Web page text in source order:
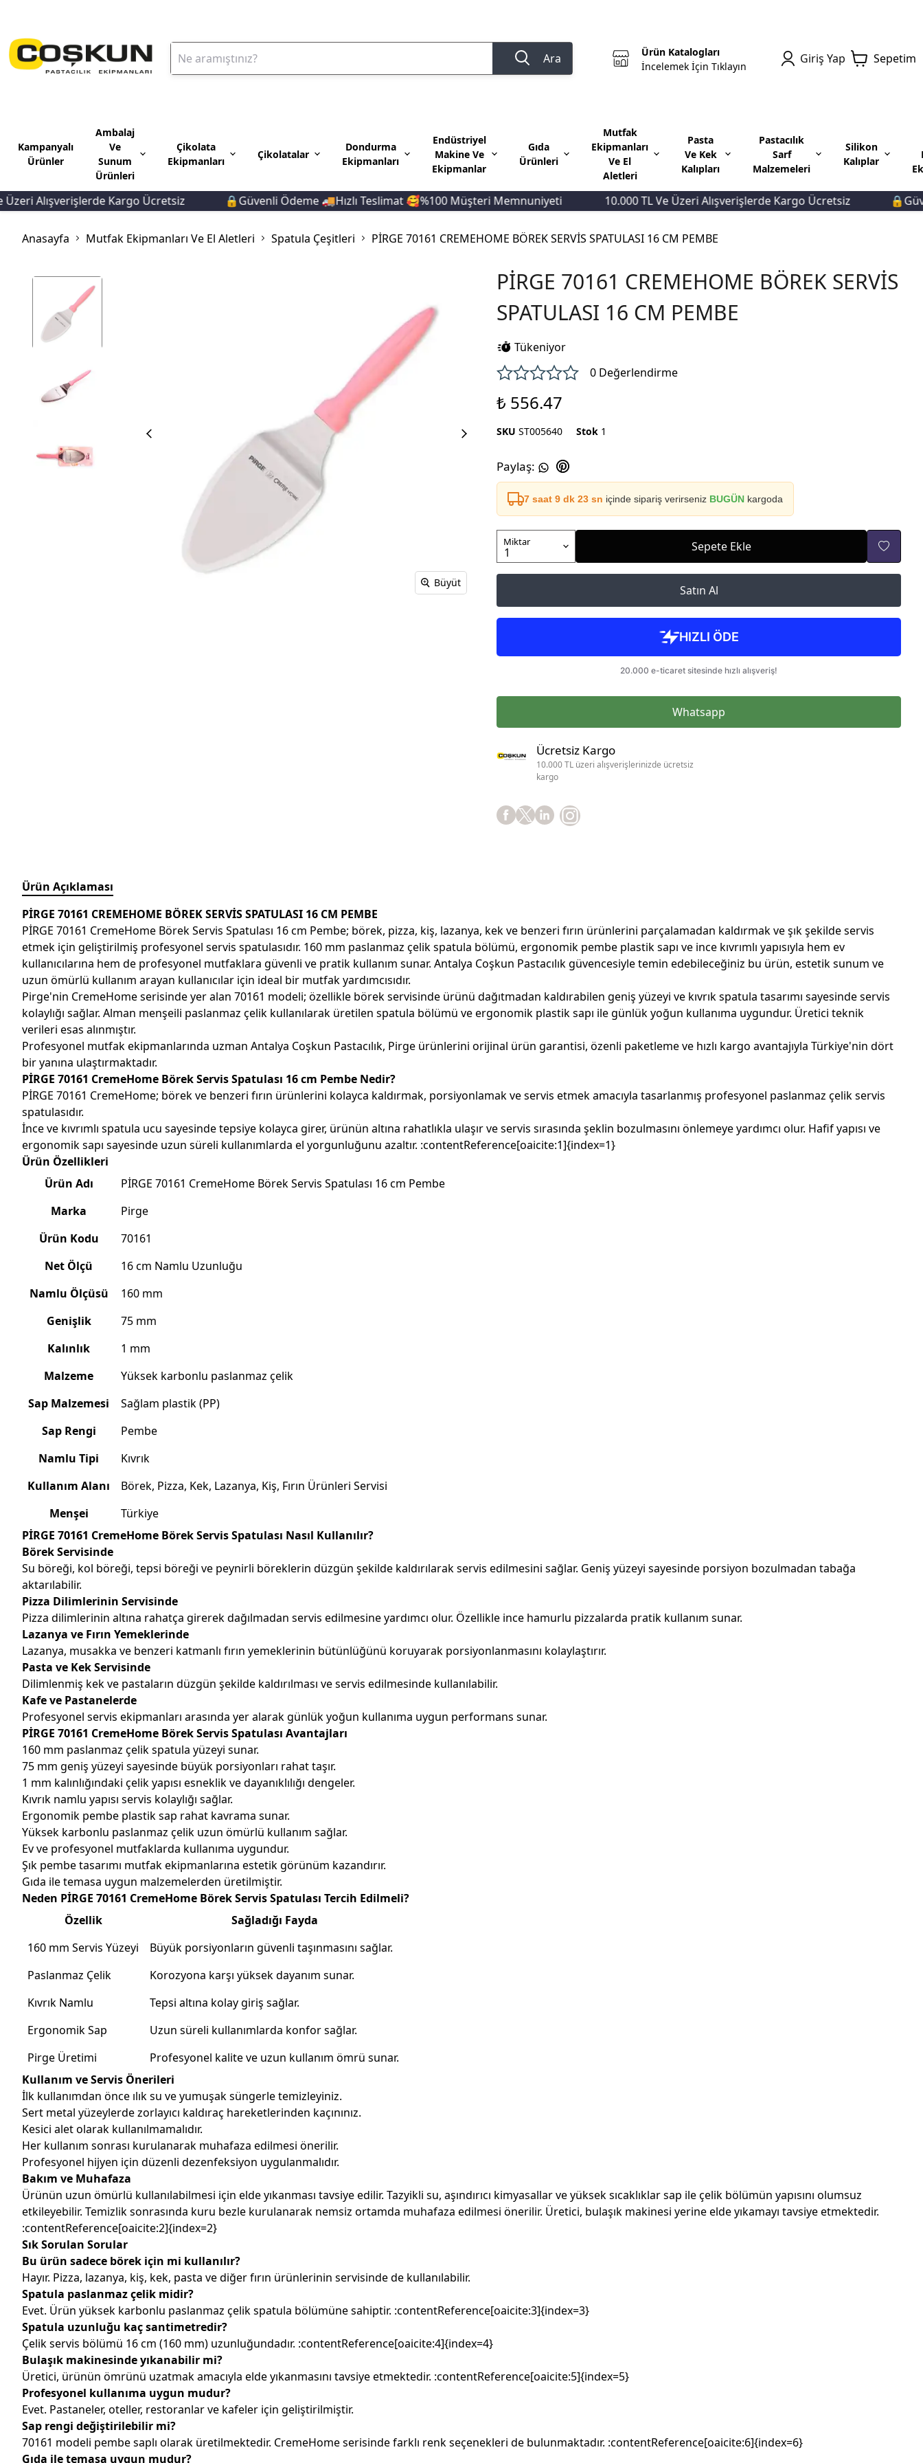
Ara
Ürün Katalogları
İncelemek İçin Tıklayın
Giriş Yap Sepetim
Kampanyalı
Ürünler
Ambalaj
Ve
Sunum
Ürünleri
Çikolata
Ekipmanları
Çikolatalar
Dondurma
Ekipmanları
Endüstriyel
Makine Ve
Ekipmanlar
Gıda
Ürünleri
Mutfak
Ekipmanları
Ve El
Aletleri
Pasta
Ve Kek
Kalıpları
Pastacılık
Sarf
Malzemeleri
Silikon
Kalıplar
Alışverişlerde Kargo Ücretsiz 🔒Güvenli Ödeme 🚚Hızlı Teslimat 🥰%100 Müşteri Memnuniyeti 10.000 TL Ve Üzeri Alışverişlerde Kargo Ücretsiz 🔒Güvenli
Anasayfa Mutfak Ekipmanları Ve El Aletleri Spatula Çeşitleri PİRGE 70161 CREMEHOME BÖREK SERVİS SPATULASI 16 CM PEMBE
Büyüt
PİRGE 70161 CREMEHOME BÖREK SERVİS
SPATULASI 16 CM PEMBE
Tükeniyor
0 Değerlendirme
₺ 556.47
SKU ST005640 Stok 1
Paylaş:
7 saat 9 dk 22 sn içinde sipariş verirseniz BUGÜN kargoda
Miktar Sepete Ekle
Satın Al
Whatsapp
Ücretsiz Kargo
10.000 TL üzeri alışverişlerinizde ücretsiz
kargo
Ürün Açıklaması
PİRGE 70161 CREMEHOME BÖREK SERVİS SPATULASI 16 CM PEMBE
PİRGE 70161 CremeHome Börek Servis Spatulası 16 cm Pembe; börek, pizza, kiş, lazanya, kek ve benzeri fırın ürünlerini parçalamadan kaldırmak ve şık şekilde servis
etmek için geliştirilmiş profesyonel servis spatulasıdır. 160 mm paslanmaz çelik spatula bölümü, ergonomik pembe plastik sapı ve ince kıvrımlı yapısıyla hem ev
kullanıcılarına hem de profesyonel mutfaklara güvenli ve pratik kullanım sunar. Antalya Coşkun Pastacılık güvencesiyle temin edebileceğiniz bu ürün, estetik sunum ve
uzun ömürlü kullanım arayan kullanıcılar için ideal bir mutfak yardımcısıdır.
Pirge'nin CremeHome serisinde yer alan 70161 modeli; özellikle börek servisinde ürünü dağıtmadan kaldırabilen geniş yüzeyi ve kıvrık spatula tasarımı sayesinde servis
kolaylığı sağlar. Alman menşeili paslanmaz çelik kullanılarak üretilen spatula bölümü ve ergonomik plastik sapı ile günlük yoğun kullanıma uygundur. Üretici teknik
verileri esas alınmıştır.
Profesyonel mutfak ekipmanlarında uzman Antalya Coşkun Pastacılık, Pirge ürünlerini orijinal ürün garantisi, özenli paketleme ve hızlı kargo avantajıyla Türkiye'nin dört
bir yanına ulaştırmaktadır.
PİRGE 70161 CremeHome Börek Servis Spatulası 16 cm Pembe Nedir?
PİRGE 70161 CremeHome; börek ve benzeri fırın ürünlerini kolayca kaldırmak, porsiyonlamak ve servis etmek amacıyla tasarlanmış profesyonel paslanmaz çelik servis
spatulasıdır.
İnce ve kıvrımlı spatula ucu sayesinde tepsiye kolayca girer, ürünün altına rahatlıkla ulaşır ve servis sırasında şeklin bozulmasını önlemeye yardımcı olur. Hafif yapısı ve
ergonomik sapı sayesinde uzun süreli kullanımlarda el yorgunluğunu azaltır. :contentReference[oaicite:1]{index=1}
Ürün Özellikleri
Ürün Adı
PİRGE 70161 CremeHome Börek Servis Spatulası 16 cm Pembe
Marka
Pirge
Ürün Kodu
70161
Net Ölçü
16 cm Namlu Uzunluğu
Namlu Ölçüsü
160 mm
Genişlik
75 mm
Kalınlık
1 mm
Malzeme
Yüksek karbonlu paslanmaz çelik
Sap Malzemesi
Sağlam plastik (PP)
Sap Rengi
Pembe
Namlu Tipi
Kıvrık
Kullanım Alanı
Börek, Pizza, Kek, Lazanya, Kiş, Fırın Ürünleri Servisi
Menşei
Türkiye
PİRGE 70161 CremeHome Börek Servis Spatulası Nasıl Kullanılır?
Börek Servisinde
Su böreği, kol böreği, tepsi böreği ve peynirli böreklerin düzgün şekilde kaldırılarak servis edilmesini sağlar. Geniş yüzeyi sayesinde porsiyon bozulmadan tabağa
aktarılabilir.
Pizza Dilimlerinin Servisinde
Pizza dilimlerinin altına rahatça girerek dağılmadan servis edilmesine yardımcı olur. Özellikle ince hamurlu pizzalarda pratik kullanım sunar.
Lazanya ve Fırın Yemeklerinde
Lazanya, musakka ve benzeri katmanlı fırın yemeklerinin bütünlüğünü koruyarak porsiyonlanmasını kolaylaştırır.
Pasta ve Kek Servisinde
Dilimlenmiş kek ve pastaların düzgün şekilde kaldırılması ve servis edilmesinde kullanılabilir.
Kafe ve Pastanelerde
Profesyonel servis ekipmanları arasında yer alarak günlük yoğun kullanıma uygun performans sunar.
PİRGE 70161 CremeHome Börek Servis Spatulası Avantajları
160 mm paslanmaz çelik spatula yüzeyi sunar.
75 mm geniş yüzeyi sayesinde büyük porsiyonları rahat taşır.
1 mm kalınlığındaki çelik yapısı esneklik ve dayanıklılığı dengeler.
Kıvrık namlu yapısı servis kolaylığı sağlar.
Ergonomik pembe plastik sap rahat kavrama sunar.
Yüksek karbonlu paslanmaz çelik uzun ömürlü kullanım sağlar.
Ev ve profesyonel mutfaklarda kullanıma uygundur.
Şık pembe tasarımı mutfak ekipmanlarına estetik görünüm kazandırır.
Gıda ile temasa uygun malzemelerden üretilmiştir.
Neden PİRGE 70161 CremeHome Börek Servis Spatulası Tercih Edilmeli?
Özellik
Sağladığı Fayda
160 mm Servis Yüzeyi
Büyük porsiyonların güvenli taşınmasını sağlar.
Paslanmaz Çelik
Korozyona karşı yüksek dayanım sunar.
Kıvrık Namlu
Tepsi altına kolay giriş sağlar.
Ergonomik Sap
Uzun süreli kullanımlarda konfor sağlar.
Pirge Üretimi
Profesyonel kalite ve uzun kullanım ömrü sunar.
Kullanım ve Servis Önerileri
İlk kullanımdan önce ılık su ve yumuşak süngerle temizleyiniz.
Sert metal yüzeylerde zorlayıcı kaldıraç hareketlerinden kaçınınız.
Kesici alet olarak kullanılmamalıdır.
Her kullanım sonrası kurulanarak muhafaza edilmesi önerilir.
Profesyonel hijyen için düzenli dezenfeksiyon uygulanmalıdır.
Bakım ve Muhafaza
Ürünün uzun ömürlü kullanılabilmesi için elde yıkanması tavsiye edilir. Tazyikli su, aşındırıcı kimyasallar ve yüksek sıcaklıklar sap ile çelik bölümün yapısını olumsuz
etkileyebilir. Temizlik sonrasında kuru bezle kurulanarak nemsiz ortamda muhafaza edilmesi önerilir. Üretici, bulaşık makinesi yerine elde yıkamayı tavsiye etmektedir.
:contentReference[oaicite:2]{index=2}
Sık Sorulan Sorular
Bu ürün sadece börek için mi kullanılır?
Hayır. Pizza, lazanya, kiş, kek, pasta ve diğer fırın ürünlerinin servisinde de kullanılabilir.
Spatula paslanmaz çelik midir?
Evet. Ürün yüksek karbonlu paslanmaz çelik spatula bölümüne sahiptir. :contentReference[oaicite:3]{index=3}
Spatula uzunluğu kaç santimetredir?
Çelik servis bölümü 16 cm (160 mm) uzunluğundadır. :contentReference[oaicite:4]{index=4}
Bulaşık makinesinde yıkanabilir mi?
Üretici, ürünün ömrünü uzatmak amacıyla elde yıkanmasını tavsiye etmektedir. :contentReference[oaicite:5]{index=5}
Profesyonel kullanıma uygun mudur?
Evet. Pastaneler, oteller, restoranlar ve kafeler için geliştirilmiştir.
Sap rengi değiştirilebilir mi?
70161 modeli pembe saplı olarak üretilmektedir. CremeHome serisinde farklı renk seçenekleri de bulunmaktadır. :contentReference[oaicite:6]{index=6}
Gıda ile temasa uygun mudur?